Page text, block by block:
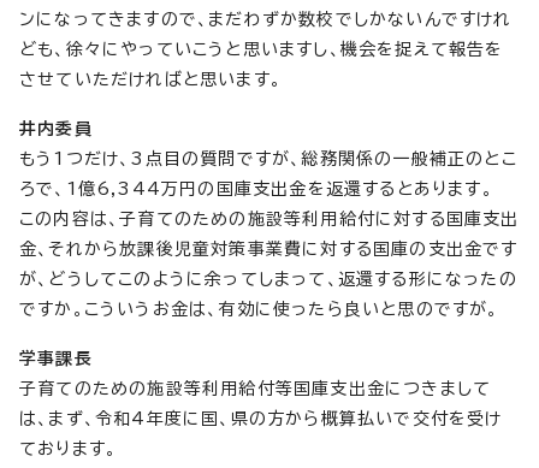
ンになってきますので、まだわずか数校でしかないんですけれ
ども、徐々にやっていこうと思いますし、機会を捉えて報告を
させていただければと思います。
井内委員
もう1つだけ、3点目の質問ですが、総務関係の一般補正のとこ
ろで、1億6,344万円の国庫支出金を返還するとあります。
この内容は、子育てのための施設等利用給付に対する国庫支出
金、それから放課後児童対策事業費に対する国庫の支出金です
が、どうしてこのように余ってしまって、返還する形になったの
ですか。こういうお金は、有効に使ったら良いと思のですが。
学事課長
子育てのための施設等利用給付等国庫支出金につきまして
は、まず、令和4年度に国、県の方から概算払いで交付を受け
ております。